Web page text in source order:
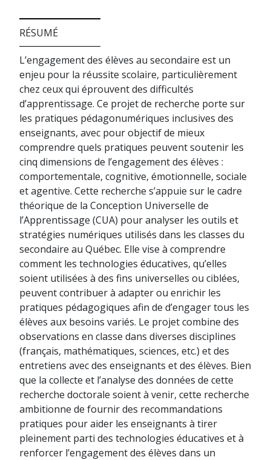
RÉSUMÉ
L’engagement des élèves au secondaire est un
enjeu pour la réussite scolaire, particulièrement
chez ceux qui éprouvent des difficultés
d’apprentissage. Ce projet de recherche porte sur
les pratiques pédagonumériques inclusives des
enseignants, avec pour objectif de mieux
comprendre quels pratiques peuvent soutenir les
cinq dimensions de l’engagement des élèves :
comportementale, cognitive, émotionnelle, sociale
et agentive. Cette recherche s’appuie sur le cadre
théorique de la Conception Universelle de
l’Apprentissage (CUA) pour analyser les outils et
stratégies numériques utilisés dans les classes du
secondaire au Québec. Elle vise à comprendre
comment les technologies éducatives, qu’elles
soient utilisées à des fins universelles ou ciblées,
peuvent contribuer à adapter ou enrichir les
pratiques pédagogiques afin de d’engager tous les
élèves aux besoins variés. Le projet combine des
observations en classe dans diverses disciplines
(français, mathématiques, sciences, etc.) et des
entretiens avec des enseignants et des élèves. Bien
que la collecte et l’analyse des données de cette
recherche doctorale soient à venir, cette recherche
ambitionne de fournir des recommandations
pratiques pour aider les enseignants à tirer
pleinement parti des technologies éducatives et à
renforcer l’engagement des élèves dans un